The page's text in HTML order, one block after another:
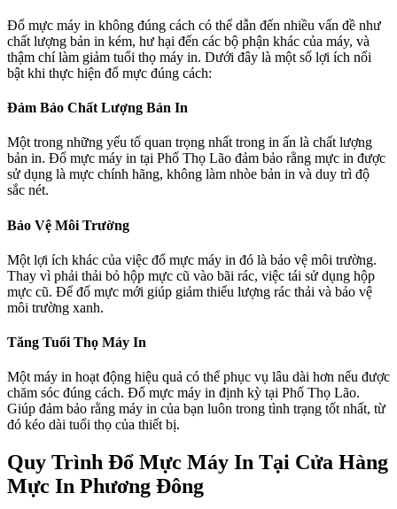
Đổ mực máy in không đúng cách có thể dẫn đến nhiều vấn đề như
chất lượng bản in kém, hư hại đến các bộ phận khác của máy, và
thậm chí làm giảm tuổi thọ máy in. Dưới đây là một số lợi ích nổi
bật khi thực hiện đổ mực đúng cách:
Đảm Bảo Chất Lượng Bản In
Một trong những yếu tố quan trọng nhất trong in ấn là chất lượng
bản in. Đổ mực máy in tại Phố Thọ Lão đảm bảo rằng mực in được
sử dụng là mực chính hãng, không làm nhòe bản in và duy trì độ
sắc nét.
Bảo Vệ Môi Trường
Một lợi ích khác của việc đổ mực máy in đó là bảo vệ môi trường.
Thay vì phải thải bỏ hộp mực cũ vào bãi rác, việc tái sử dụng hộp
mực cũ. Để đổ mực mới giúp giảm thiểu lượng rác thải và bảo vệ
môi trường xanh.
Tăng Tuổi Thọ Máy In
Một máy in hoạt động hiệu quả có thể phục vụ lâu dài hơn nếu được
chăm sóc đúng cách. Đổ mực máy in định kỳ tại Phố Thọ Lão.
Giúp đảm bảo rằng máy in của bạn luôn trong tình trạng tốt nhất, từ
đó kéo dài tuổi thọ của thiết bị.
Quy Trình Đổ Mực Máy In Tại Cửa Hàng
Mực In Phương Đông